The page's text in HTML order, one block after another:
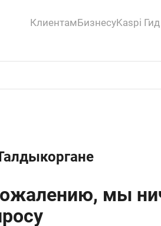
КлиентамБизнесуKaspi Гид
мы